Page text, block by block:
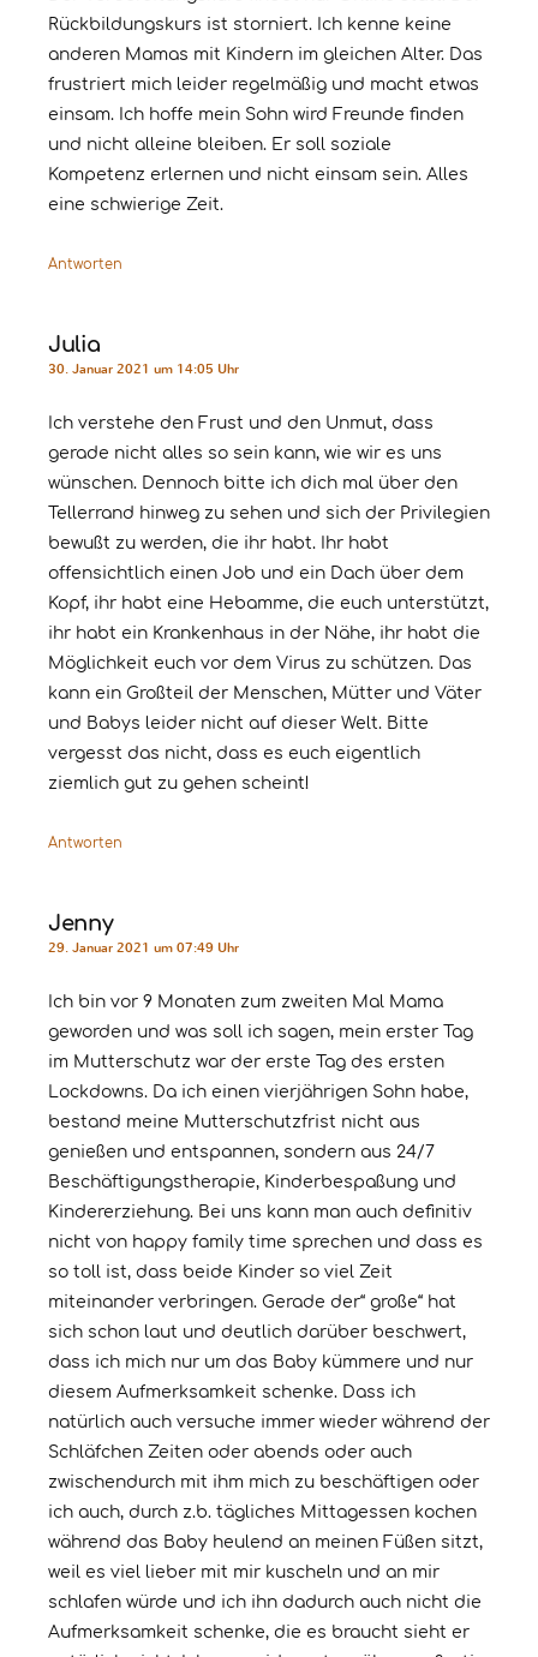
Rückbildungskurs ist storniert. Ich kenne keine
anderen Mamas mit Kindern im gleichen Alter. Das
frustriert mich leider regelmäßig und macht etwas
einsam. Ich hoffe mein Sohn wird Freunde finden
und nicht alleine bleiben. Er soll soziale
Kompetenz erlernen und nicht einsam sein. Alles
eine schwierige Zeit.
Antworten
Julia
30. Januar 2021 um 14:05 Uhr
Ich verstehe den Frust und den Unmut, dass
gerade nicht alles so sein kann, wie wir es uns
wünschen. Dennoch bitte ich dich mal über den
Tellerrand hinweg zu sehen und sich der Privilegien
bewußt zu werden, die ihr habt. Ihr habt
offensichtlich einen Job und ein Dach über dem
Kopf, ihr habt eine Hebamme, die euch unterstützt,
ihr habt ein Krankenhaus in der Nähe, ihr habt die
Möglichkeit euch vor dem Virus zu schützen. Das
kann ein Großteil der Menschen, Mütter und Väter
und Babys leider nicht auf dieser Welt. Bitte
vergesst das nicht, dass es euch eigentlich
ziemlich gut zu gehen scheint!
Antworten
Jenny
29. Januar 2021 um 07:49 Uhr
Ich bin vor 9 Monaten zum zweiten Mal Mama
geworden und was soll ich sagen, mein erster Tag
im Mutterschutz war der erste Tag des ersten
Lockdowns. Da ich einen vierjährigen Sohn habe,
bestand meine Mutterschutzfrist nicht aus
genießen und entspannen, sondern aus 24/7
Beschäftigungstherapie, Kinderbespaßung und
Kindererziehung. Bei uns kann man auch definitiv
nicht von happy family time sprechen und dass es
so toll ist, dass beide Kinder so viel Zeit
miteinander verbringen. Gerade der“ große“ hat
sich schon laut und deutlich darüber beschwert,
dass ich mich nur um das Baby kümmere und nur
diesem Aufmerksamkeit schenke. Dass ich
natürlich auch versuche immer wieder während der
Schläfchen Zeiten oder abends oder auch
zwischendurch mit ihm mich zu beschäftigen oder
ich auch, durch z.b. tägliches Mittagessen kochen
während das Baby heulend an meinen Füßen sitzt,
weil es viel lieber mit mir kuscheln und an mir
schlafen würde und ich ihn dadurch auch nicht die
Aufmerksamkeit schenke, die es braucht sieht er